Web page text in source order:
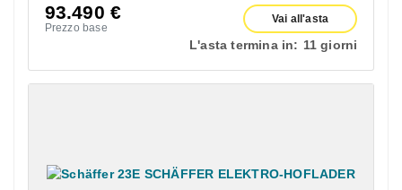
93.490 €
Prezzo base
Vai all'asta
L'asta termina in: 11 giorni